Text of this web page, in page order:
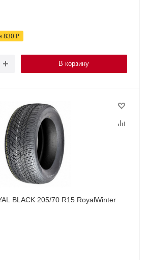
830 ₽
В корзину
BLACK 205/70 R15 RoyalWinter